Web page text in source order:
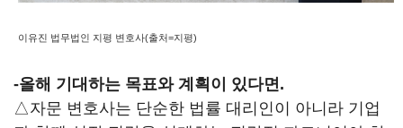
이유진 법무법인 지평 변호사(출처=지평)
-올해 기대하는 목표와 계획이 있다면.
△자문 변호사는 단순한 법률 대리인이 아니라 기업